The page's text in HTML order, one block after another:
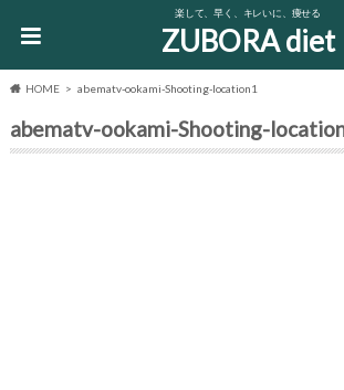
楽して、早く、キレいに、痩せる
ZUBORA diet
HOME abematv-ookami-Shooting-location1
abematv-ookami-Shooting-